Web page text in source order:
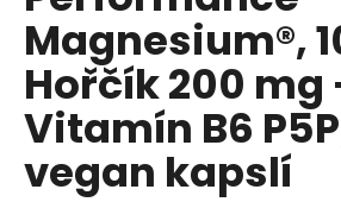
0,0
5
hvězdiček.
Magnesium®,
Hořčík 200 mg
Vitamín B6
vegan kapslí
a
j
í
t
?